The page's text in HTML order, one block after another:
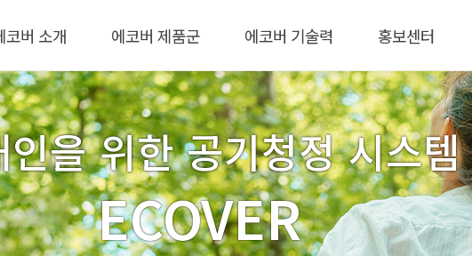
코버 소개 에코버 제품군 에코버 기술력 홍보센터
인을 위한 공기청정 시스템
ECOVER